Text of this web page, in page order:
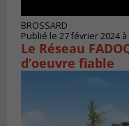
BROSSARD
Publié le 27 février 2024 à
Le Réseau
d’oeuvre fiable